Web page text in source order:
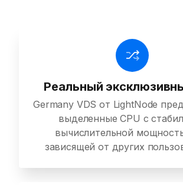
Реальный
Germany VDS от LightNode
выделенные CPU с
вычислительной
зависящей от других